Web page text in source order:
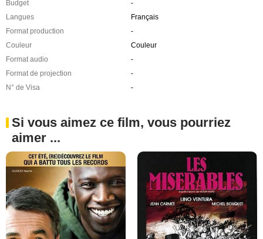
Budget
-
Langues
Français
Format production
-
Couleur
Couleur
Format audio
-
Format de projection
-
N° de Visa
-
Si vous aimez ce film, vous pourriez
aimer ...